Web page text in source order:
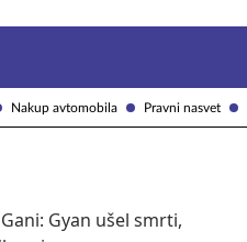
Nakup avtomobila Pravni nasvet